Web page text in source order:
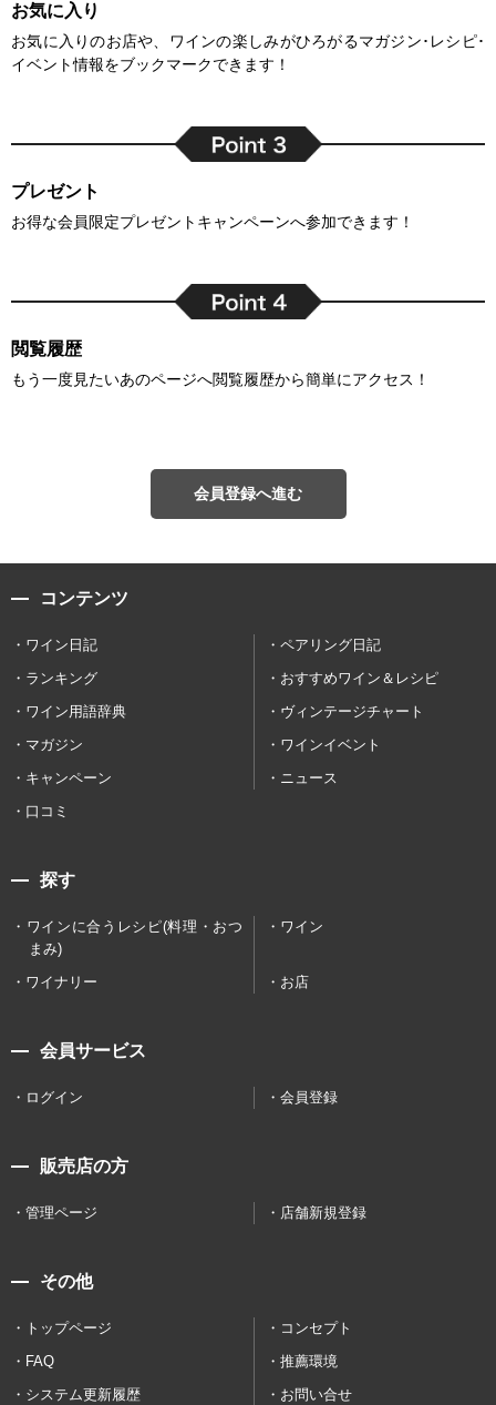
お気に入り
お気に入りのお店や、ワインの楽しみがひろがるマガジン･レシピ･
イベント情報をブックマークできます！
プレゼント
お得な会員限定プレゼントキャンペーンへ参加できます！
閲覧履歴
もう一度見たいあのページへ閲覧履歴から簡単にアクセス！
会員登録へ進む
コンテンツ
ワイン日記
ペアリング日記
ランキング
おすすめワイン＆レシピ
ワイン用語辞典
ヴィンテージチャート
マガジン
ワインイベント
キャンペーン
ニュース
口コミ
探す
ワインに合うレシピ(料理・おつ
まみ)
ワイン
ワイナリー お店
会員サービス
ログイン 会員登録
販売店の方
管理ページ 店舗新規登録
その他
トップページ
コンセプト
FAQ
推薦環境
システム更新履歴
お問い合せ